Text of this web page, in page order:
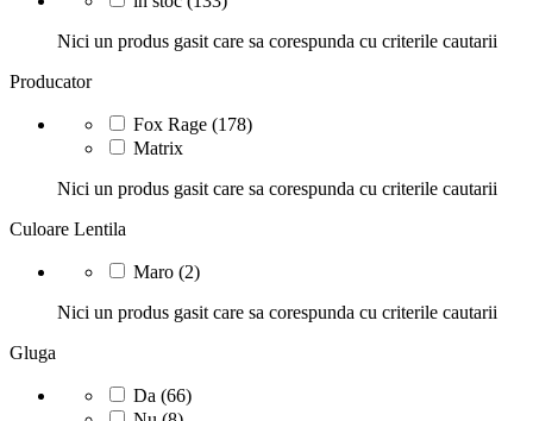
Nici un produs gasit care sa corespunda cu criterile cautarii
Producator
Fox Rage (178)
Matrix
Nici un produs gasit care sa corespunda cu criterile cautarii
Culoare Lentila
Maro (2)
Nici un produs gasit care sa corespunda cu criterile cautarii
Gluga
Da (66)